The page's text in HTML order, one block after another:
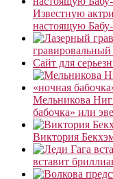
Известную
настоящую
гравировальный
Сайт для
Мельникова
бабочка» или
Виктория
вставит